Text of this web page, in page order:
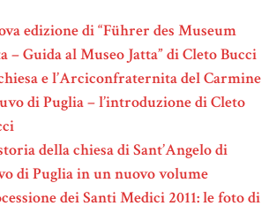
edizione di “Führer des Museum
– Guida al Museo Jatta” di Cleto Bucci
e l’Arciconfraternita del Carmine
di Puglia – l’introduzione di Cleto
della chiesa di Sant’Angelo di
di Puglia in un nuovo volume
dei Santi Medici 2011: le foto di